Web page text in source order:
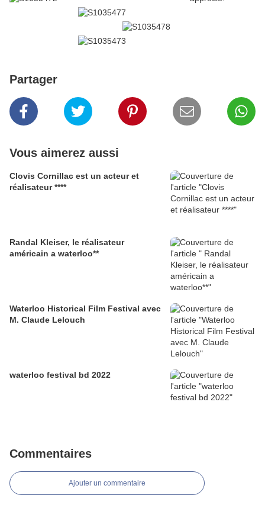
Partager
Vous aimerez aussi
Clovis Cornillac est un acteur et
réalisateur ****
Randal Kleiser, le réalisateur
américain a waterloo**
Waterloo Historical Film Festival avec
M. Claude Lelouch
waterloo festival bd 2022
Commentaires
Ajouter un commentaire